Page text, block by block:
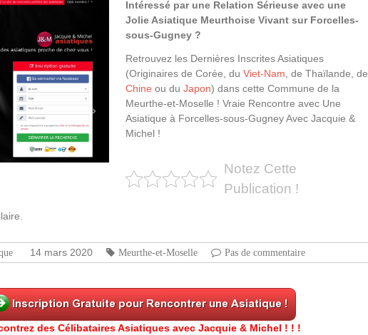
Intéressé par une Relation Sérieuse avec une
Jolie Asiatique Meurthoise Vivant sur Forcelles-
sous-Gugney ?
Retrouvez les Dernières Inscrites Asiatiques
(Originaires de Corée, du Viet-Nam , de Thaïlande, de
Chine ou du Japon) dans cette Commune de la
Meurthe-et-Moselle ! Vraie Rencontre avec Une
Asiatique à Forcelles-sous-Gugney Avec Jacquie &
Michel !
Notez Cette
Publication !
14 mars 2020 Meurthe-et-Moselle Pas de commentaire
des Célibataires Asiatiques avec Jacquie & Michel ! ! !